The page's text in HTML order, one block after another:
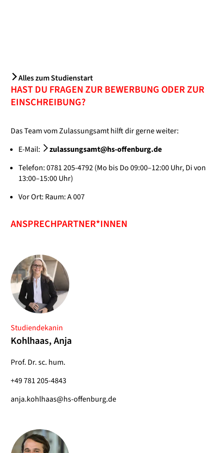
Alles zum Studienstart
HAST DU FRAGEN ZUR BEWERBUNG ODER ZUR
EINSCHREIBUNG?
Das Team vom Zulassungsamt hilft dir gerne weiter:
E-Mail:
zulassungsamt@hs-offenburg.de
Telefon: 0781 205-4792 (Mo bis Do 09:00–12:00 Uhr, Di von
13:00–15:00 Uhr)
Vor Ort: Raum: A 007
ANSPRECHPARTNER*INNEN
Studiendekanin
Kohlhaas, Anja
Prof. Dr. sc. hum.
+49 781 205-4843
anja.kohlhaas@hs-offenburg.de